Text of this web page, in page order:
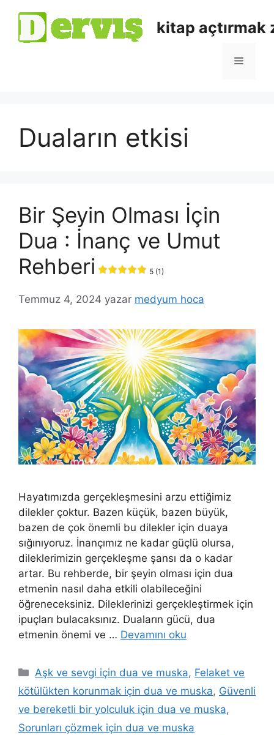
kitap açtırmak
Duaların etkisi
Bir Şeyin Olması İçin
Dua : İnanç ve Umut
Rehberi
5 (1)
Temmuz 4, 2024 yazar medyum hoca
Hayatımızda gerçekleşmesini arzu ettiğimiz
dilekler çoktur. Bazen küçük, bazen büyük,
bazen de çok önemli bu dilekler için duaya
sığınıyoruz. İnançımız ne kadar güçlü olursa,
dileklerimizin gerçekleşme şansı da o kadar
artar. Bu rehberde, bir şeyin olması için dua
etmenin nasıl daha etkili olabileceğini
öğreneceksiniz. Dileklerinizi gerçekleştirmek için
ipuçları bulacaksınız. Duaların gücü, dua
etmenin önemi ve … Devamını oku
Aşk ve sevgi için dua ve muska, Felaket ve
kötülükten korunmak için dua ve muska, Güvenli
ve bereketli bir yolculuk için dua ve muska,
Sorunları çözmek için dua ve muska